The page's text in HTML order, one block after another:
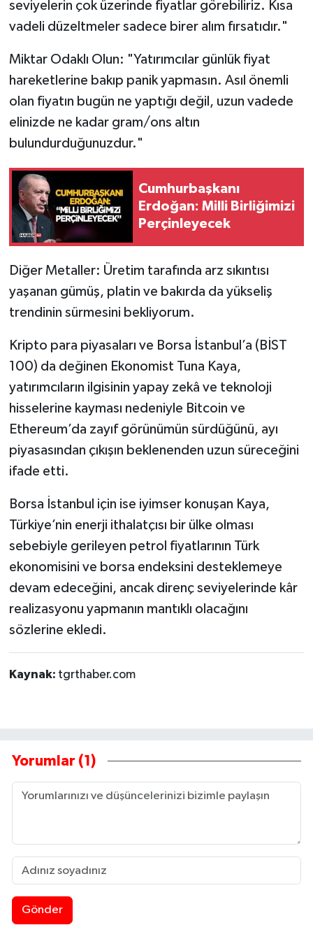
seviyelerin çok üzerinde fiyatlar görebiliriz. Kısa
vadeli düzeltmeler sadece birer alım fırsatıdır."
Miktar Odaklı Olun: "Yatırımcılar günlük fiyat
hareketlerine bakıp panik yapmasın. Asıl önemli
olan fiyatın bugün ne yaptığı değil, uzun vadede
elinizde ne kadar gram/ons altın
bulundurduğunuzdur."
Cumhurbaşkanı
Erdoğan: Milli Birliğimizi
Perçinleyecek
Diğer Metaller: Üretim tarafında arz sıkıntısı
yaşanan gümüş, platin ve bakırda da yükseliş
trendinin sürmesini bekliyorum.
Kripto para piyasaları ve Borsa İstanbul’a (BİST
100) da değinen Ekonomist Tuna Kaya,
yatırımcıların ilgisinin yapay zekâ ve teknoloji
hisselerine kayması nedeniyle Bitcoin ve
Ethereum’da zayıf görünümün sürdüğünü, ayı
piyasasından çıkışın beklenenden uzun süreceğini
ifade etti.
Borsa İstanbul için ise iyimser konuşan Kaya,
Türkiye’nin enerji ithalatçısı bir ülke olması
sebebiyle gerileyen petrol fiyatlarının Türk
ekonomisini ve borsa endeksini desteklemeye
devam edeceğini, ancak direnç seviyelerinde kâr
realizasyonu yapmanın mantıklı olacağını
sözlerine ekledi.
Kaynak: tgrthaber.com
Yorumlar (1)
Gönder